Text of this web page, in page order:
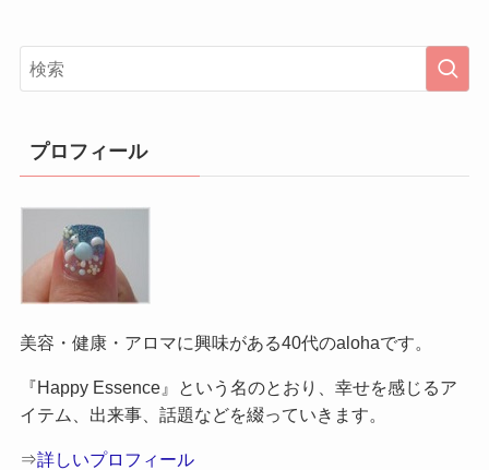
プロフィール
美容・健康・アロマに興味がある40代のalohaです。
『Happy Essence』という名のとおり、幸せを感じるア
イテム、出来事、話題などを綴っていきます。
⇒詳しいプロフィール